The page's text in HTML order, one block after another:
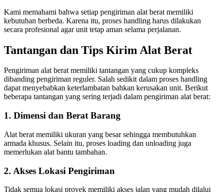
Kami memahami bahwa setiap pengiriman alat berat memiliki
kebutuhan berbeda. Karena itu, proses handling harus dilakukan
secara profesional agar unit tetap aman selama perjalanan.
Tantangan dan Tips Kirim Alat Berat
Pengiriman alat berat memiliki tantangan yang cukup kompleks
dibanding pengiriman reguler. Salah sedikit dalam proses handling
dapat menyebabkan keterlambatan bahkan kerusakan unit. Berikut
beberapa tantangan yang sering terjadi dalam pengiriman alat berat:
1. Dimensi dan Berat Barang
Alat berat memiliki ukuran yang besar sehingga membutuhkan
armada khusus. Selain itu, proses loading dan unloading juga
memerlukan alat bantu tambahan.
2. Akses Lokasi Pengiriman
Tidak semua lokasi proyek memiliki akses jalan yang mudah dilalui